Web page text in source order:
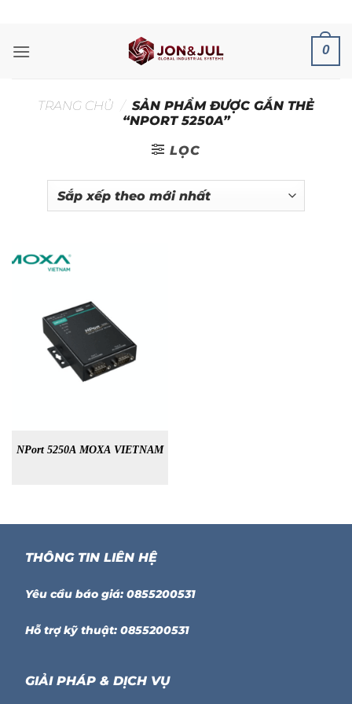
nội
0
TRANG CHỦ / SẢN PHẨM ĐƯỢC GẮN THẺ
“NPORT 5250A”
LỌC
NPort 5250A MOXA VIETNAM
THÔNG TIN LIÊN HỆ
Yêu cầu báo giá: 0855200531
Hỗ trợ kỹ thuật: 0855200531
GIẢI PHÁP & DỊCH VỤ